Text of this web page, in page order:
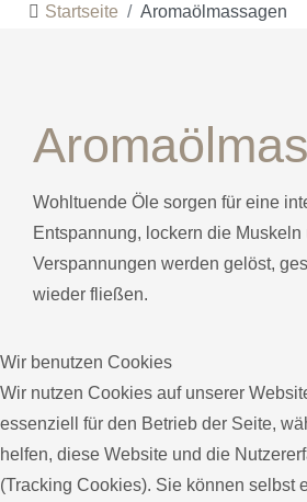
Startseite Aromaölmassagen
Wohltuende Öle sorgen für eine
Entspannung, lockern die Muskeln
Verspannungen werden gelöst,
wieder fließen.
Wir benutzen Cookies
Wir nutzen Cookies auf unserer
essenziell für den Betrieb der Seite,
helfen, diese Website und die
(Tracking Cookies). Sie können selbst